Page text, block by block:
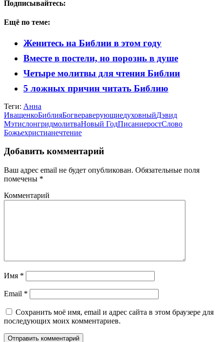
Подписывайтесь:
Ещё по теме:
Женитесь на Библии в этом году
Вместе в постели, но порознь в душе
Четыре молитвы для чтения Библии
5 ложных причин читать Библию
Теги: Анна
ИващенкоБиблияБогвераверующиедуховныйДэвид
МэтислонгридмолитваНовый ГодПисаниеростСлово
Божьехристианечтение
Добавить комментарий
Ваш адрес email не будет опубликован. Обязательные поля
помечены *
Комментарий
Имя *
Email *
Сохранить моё имя, email и адрес сайта в этом браузере для
последующих моих комментариев.